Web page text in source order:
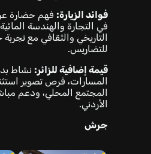
فوائد الزيارة: فهم حضارة
في التجارة والهندسة
التاريخي والثقافي مع
للتضاريس.
قيمة إضافية للزائر: نشاط
المسارات، فرص تصوير
المجتمع المحلي، ودعم
الأردني.
جرش